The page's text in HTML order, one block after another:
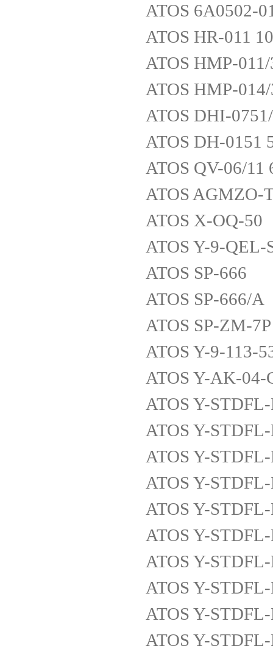
ATOS 6A0502-
ATOS HR-011 10
ATOS HMP-
ATOS HMP-
ATOS DHI-
ATOS DH-0151
ATOS QV-06/11
ATOS AGMZO-
ATOS X-OQ-50
ATOS Y-9-QEL-
ATOS SP-666
ATOS SP-666/A
ATOS SP-ZM-7P
ATOS Y-9-113-
ATOS Y-AK-04-
ATOS Y-
ATOS Y-
ATOS Y-
ATOS Y-
ATOS Y-
ATOS Y-
ATOS Y-
ATOS Y-
ATOS Y-
ATOS Y-